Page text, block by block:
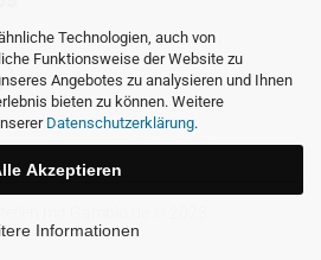
Technologien, auch von
Funktionsweise der Website zu
Angebotes zu analysieren und Ihnen
bieten zu können. Weitere
Datenschutzerklärung.
Akzeptieren
Informationen